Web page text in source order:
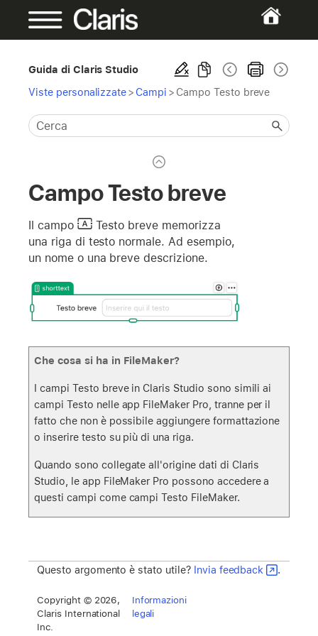
Guida di Claris Studio
Viste personalizzate> Campi > Campo Testo breve
Campo Testo breve
Il campo Testo brevememorizza
una riga di testo normale. Ad esempio,
un nome o una breve descrizione.
Che cosa si ha in FileMaker?
I campi Testo breve in Claris Studio sono simili ai
campi Testo nelle app FileMaker Pro, tranne per il
fatto che non è possibile aggiungere formattazione
o inserire testo su più di una riga.
Quando sono collegate all'origine dati di Claris
Studio, le app FileMaker Pro possono accedere a
questi campi come campi Testo FileMaker.
Questo argomento è stato utile? Invia feedback .
Copyright © 2026,
Claris International
Inc.
Informazioni
legali